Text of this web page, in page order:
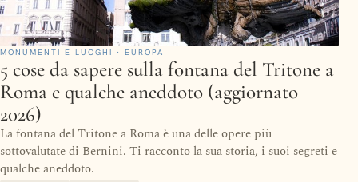
MONUMENTI E LUOGHI · EUROPA
5 cose da sapere sulla fontana del Tritone a
Roma e qualche aneddoto (aggiornato
2026)
La fontana del Tritone a Roma è una delle opere più
sottovalutate di Bernini. Ti racconto la sua storia, i suoi segreti e
qualche aneddoto.